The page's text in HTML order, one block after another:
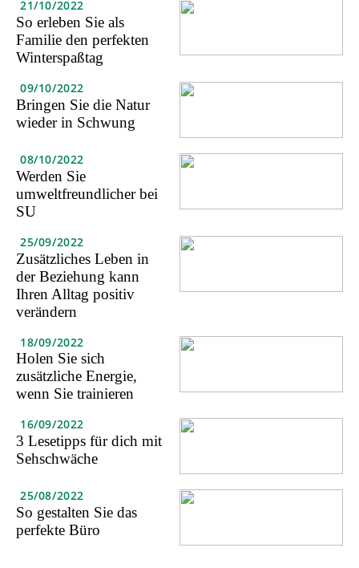
21/10/2022
So erleben Sie als
Familie den perfekten
Winterspaßtag
09/10/2022
Bringen Sie die Natur
wieder in Schwung
08/10/2022
Werden Sie
umweltfreundlicher bei
SU
25/09/2022
Zusätzliches Leben in
der Beziehung kann
Ihren Alltag positiv
verändern
18/09/2022
Holen Sie sich
zusätzliche Energie,
wenn Sie trainieren
16/09/2022
3 Lesetipps für dich mit
Sehschwäche
25/08/2022
So gestalten Sie das
perfekte Büro